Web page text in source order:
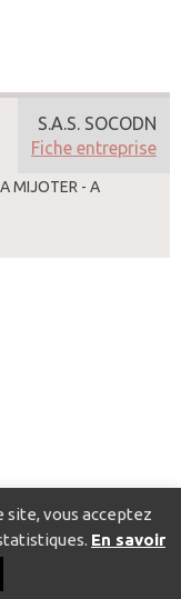
MIJOTER - A
S.A.S. SOCODN
Fiche entreprise
site, vous acceptez
En savoir